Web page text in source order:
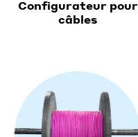
Configurateur pour
câbles